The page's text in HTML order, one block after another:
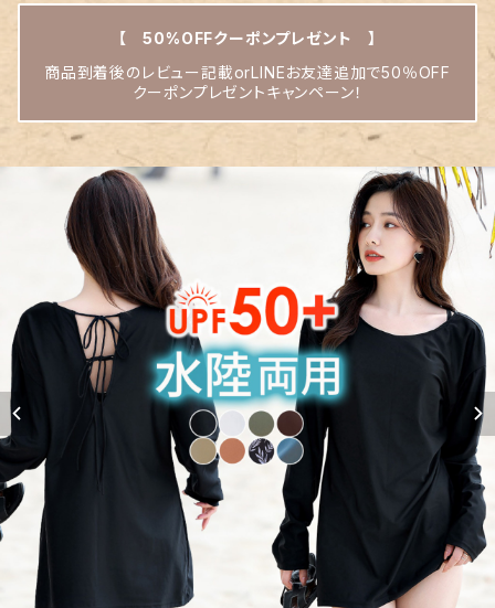
【 50%OFFクーポンプレゼント 】
商品到着後のレビュー記載orLINEお友達追加で50％OFF
クーポンプレゼントキャンペーン！